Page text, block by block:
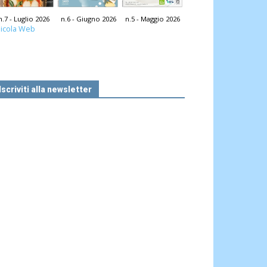
- Luglio 2026 n.6 - Giugno 2026 n.5 - Maggio 2026
Web
alla newsletter